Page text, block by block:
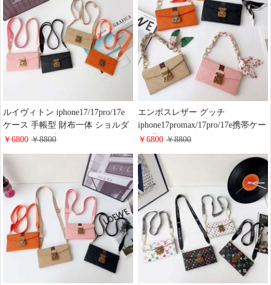
s26/s25スマホケース 手帳型 レデ
ィース 人気
S26/S25ケース 手帳 レディース お
しゃれ
ルイヴィトン iphone17/17pro/17e
ケース 手帳型 財布一体 ショルダ
ー ストラップ付き LV iphone16/15
機種対応 手帳ケース ペア 多機能
ハイブランド ギャラクシー
s26/s25/s24スマホカバー レディー
ス 大人可愛い
￥6800￥8800
エンボスレザー グッチ
iphone17promax/17pro/17e携帯ケー
ス 手帳型 三つ折 財布 代わり
ッグ型 チェーン付き 女性愛用 ギ
ャラクシーs26/s25plus手帳ケース
ブランド 高级感
￥6800￥8800